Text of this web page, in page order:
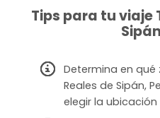
Tips para tu viaje
Determina en
Reales de Sipán,
elegir la